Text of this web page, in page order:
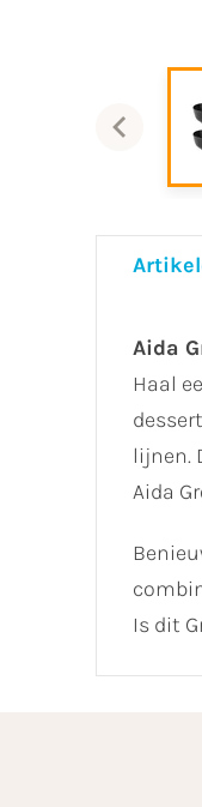
Aida
Haal
lijnen.
Aida
Is dit